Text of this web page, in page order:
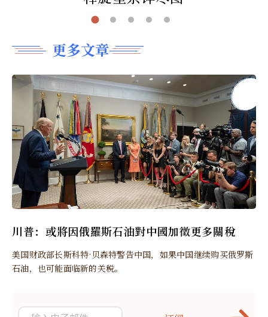
更多文章
川普：或將因俄羅斯石油對中國加徵更多關稅
美国财政部长斯科特·贝森特警告中国，如果中国继续购买俄罗斯
石油，也可能面临新的关税。